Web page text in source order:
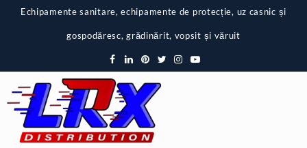
Echipamente sanitare, echipamente de protecție, uz casnic și
gospodăresc, grădinărit, vopsit și văruit